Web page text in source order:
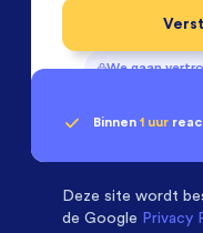
We gaan
Binnen 1 uur
met een 9.3
Deze site wordt
de Google Privacy